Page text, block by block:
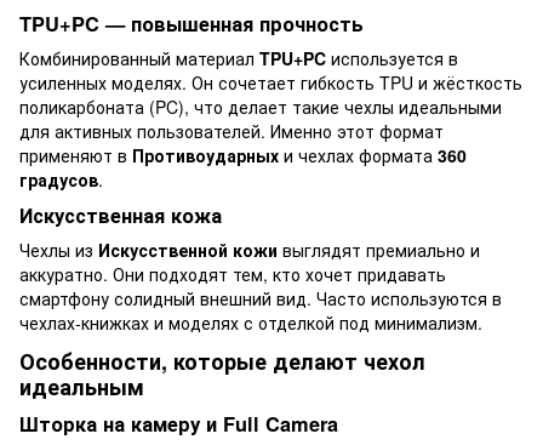
TPU+PC — повышенная прочность
Комбинированный материал TPU+PC используется в
усиленных моделях. Он сочетает гибкость TPU и жёсткость
поликарбоната (PC), что делает такие чехлы идеальными
для активных пользователей. Именно этот формат
применяют в Противоударных и чехлах формата 360
градусов.
Искусственная кожа
Чехлы из Искусственной кожи выглядят премиально и
аккуратно. Они подходят тем, кто хочет придавать
смартфону солидный внешний вид. Часто используются в
чехлах-книжках и моделях с отделкой под минимализм.
Особенности, которые делают чехол
идеальным
Шторка на камеру и Full Camera